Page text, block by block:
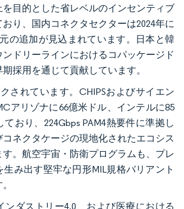
を目的とした省レベルのインセンティブ
り、国内コネクタセクターは2024年に
の追加が見込まれています。日本と韓
ドリーラインにおけるコパッケージド
採用を通じて貢献しています。
されています。CHIPSおよびサイエン
アリゾナに66億米ドル、インテルに85
おり、224Gbps PAM4熱要件に準拠し
ネクタケージの現地化されたエコシス
。航空宇宙・防衛プログラムも、プレ
生み出す堅牢な円形MIL規格バリアント
ンダストリー4.0、および医療における